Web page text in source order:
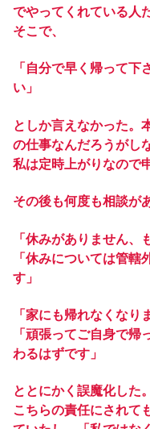
でやってくれている人
そこで、
「自分で早く帰って下
い」
としか言えなかった。
の仕事なんだろうがし
私は定時上がりなので
その後も何度も相談が
「休みがありません、
「休みについては管轄
す」
「家にも帰れなくなり
「頑張ってご自身で
わるはずです」
ととにかく誤魔化した。
こちらの責任にされて